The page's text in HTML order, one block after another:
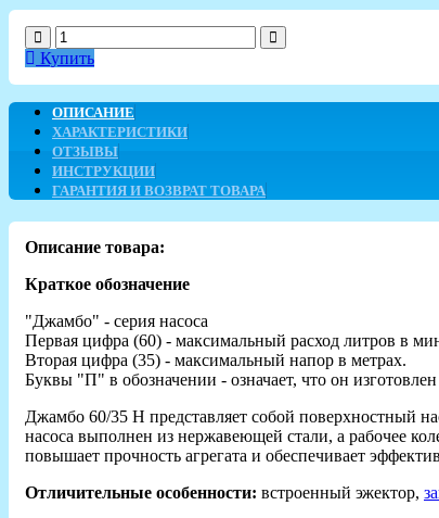
Купить
ОПИСАНИЕ
ХАРАКТЕРИСТИКИ
ОТЗЫВЫ
ИНСТРУКЦИИ
ГАРАНТИЯ И ВОЗВРАТ ТОВАРА
Описание товара:
Краткое обозначение
"Джамбо" - серия насоса
Первая цифра (60) - максимальный расход литров в
Вторая цифра (35) - максимальный напор в метрах.
Буквы "П" в обозначении - означает, что он
Джамбо 60/35 Н представляет собой поверхностный
насоса выполнен из нержавеющей стали, а рабочее
повышает прочность агрегата и обеспечивает
Отличительные особенности: встроенный эжектор,